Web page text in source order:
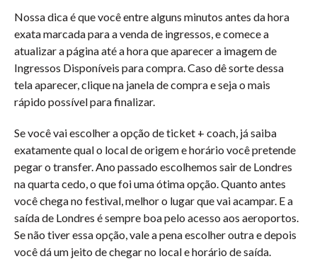
Nossa dica é que você entre alguns minutos antes da hora
exata marcada para a venda de ingressos, e comece a
atualizar a página até a hora que aparecer a imagem de
Ingressos Disponíveis para compra. Caso dê sorte dessa
tela aparecer, clique na janela de compra e seja o mais
rápido possível para finalizar.
Se você vai escolher a opção de ticket + coach, já saiba
exatamente qual o local de origem e horário você pretende
pegar o transfer. Ano passado escolhemos sair de Londres
na quarta cedo, o que foi uma ótima opção. Quanto antes
você chega no festival, melhor o lugar que vai acampar. E a
saída de Londres é sempre boa pelo acesso aos aeroportos.
Se não tiver essa opção, vale a pena escolher outra e depois
você dá um jeito de chegar no local e horário de saída.